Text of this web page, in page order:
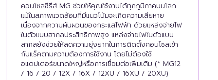
คอนโซลซีรีส์ MG ช่วยให้คุณใช้งานได้ทุกภูมิภาคบนโลก
แม้ในสภาพแวดล้อมที่มีแนวโน้มจะเกิดความเสียหาย
เนื่องจากความผันผวนของกระแสไฟฟ้า ด้วยแหล่งจ่ายไฟ
ในตัวแบบสากลประสิทธิภาพสูง แหล่งจ่ายไฟในตัวแบบ
สากลยังช่วยให้ลดความยุ่งยากในการติดตั้งคอนโซลเข้า
กับแร็คตามความต้องการใช้งาน โดยไม่ต้องใช้
อแดปเตอร์ขนาดใหญ่หรือการเชื่อมต่อเพิ่มเติม (* MG12
/ 16 / 20 / 12X / 16X / 12XU / 16XU / 20XU)